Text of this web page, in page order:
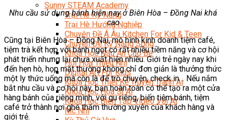
Sunny STEAM Academy
Trại Hè Kỹ Năng
Trại Hè Hướng Nghiệp
Chuyên Đề Á Âu Kitchen For Kid & Teen
Chuyên Đề Kỹ Năng Sống
Khóa Học Nấu Ăn Cho Bé
Hội Họa Thiếu Nhi
Digital Art For Kids
Khóa Học Thiết Kế Truyện Tranh Ai
Khóa Học Họa Sĩ Ai
Khóa Học Biên Tập Video Với Ai
Mc Nhí
Nhu cầu sử dụng bánh hiện nay ở Biên Hòa – Đồng Nai khá
cao
Cũng tại Biên Hòa – Đồng Nai, mô hình kinh doanh tiệm café,
tiệm trà kết hợp với bánh ngọt có rất nhiều tiềm năng và cơ hội
phát triển nhưng lại chưa xuất hiện nhiều. Giới trẻ ngày nay khi
đến hẹn hò, họp mặt thường không chỉ đơn giản là thưởng thức
một ly thức uống mà còn là để trò chuyện, check in… Nếu nắm
bắt nhu cầu và cơ hội này, bạn hoàn toàn có thể tạo ra một cửa
hàng bánh của riêng mình, với gu riêng, biến tiệm bánh, tiệm
café trở thành nơi ghé thăm thường xuyên của khách hàng và
giới trẻ.